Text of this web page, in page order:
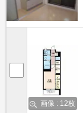
画像 : 12枚